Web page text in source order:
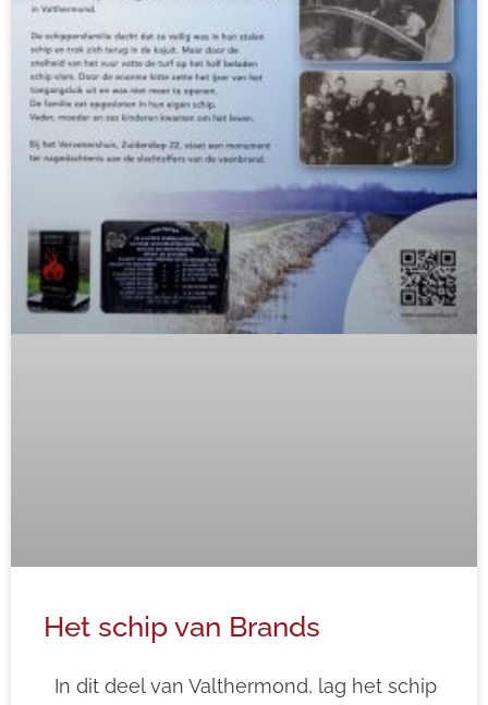
Het schip van Brands
In dit deel van Valthermond, lag het schip